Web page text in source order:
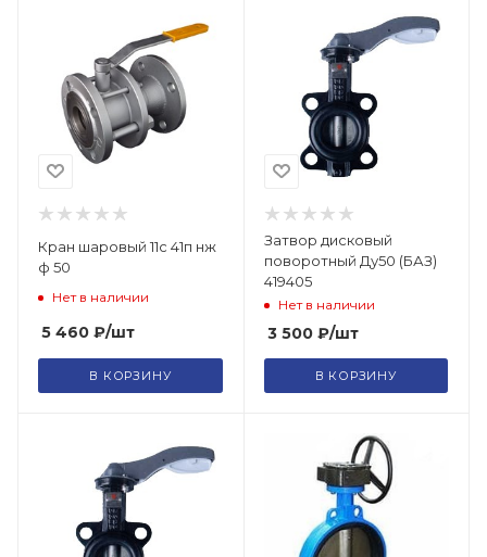
Кран шаровый 11с 41п нж
ф 50
Нет в наличии
5 460 ₽/шт
В КОРЗИНУ
Затвор дисковый
поворотный Ду50 (БАЗ)
419405
Нет в наличии
3 500₽/шт
В КОРЗИНУ